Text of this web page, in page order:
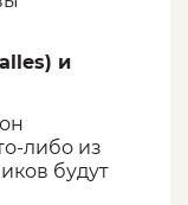
и
либо из
будут